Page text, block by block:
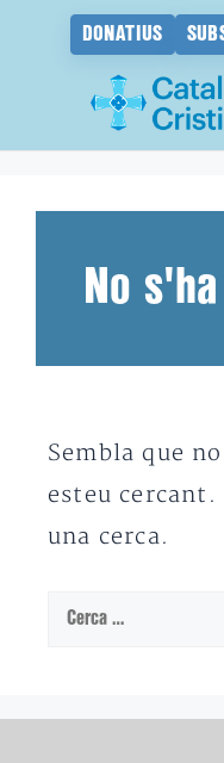
DONATIUS
No
Sembla que
esteu
una cerca.
Cerca: